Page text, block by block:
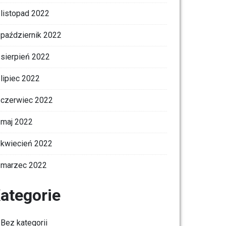
listopad 2022
październik 2022
sierpień 2022
lipiec 2022
czerwiec 2022
maj 2022
kwiecień 2022
marzec 2022
Bez kategorii